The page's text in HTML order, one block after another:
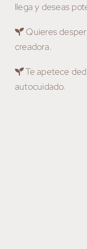
llega y deseas
Quieres
creadora.
Te apetece
autocuidado.